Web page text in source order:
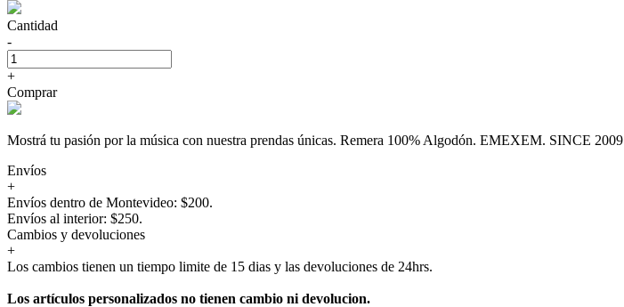
Cantidad
-
+
Comprar
Mostrá tu pasión por la música con nuestra prendas únicas. Remera 100% Algodón. EMEXEM. SINCE 2009
Envíos
+
Envíos dentro de Montevideo: $200.
Envíos al interior: $250.
Cambios y devoluciones
+
Los cambios tienen un tiempo limite de 15 dias y las devoluciones de 24hrs.
Los artículos personalizados no tienen cambio ni devolucion.